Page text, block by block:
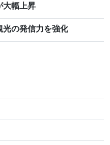
大幅上昇
光の発信力を強化